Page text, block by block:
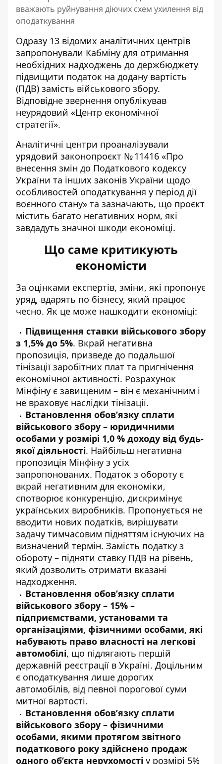
вважають руйнування діючих схем ухилення від
оподаткування
Одразу 13 відомих аналітичних центрів
запропонували Кабміну для отримання
необхідних надходжень до держбюджету
підвищити податок на додану вартість
(ПДВ) замість військового збору.
Відповідне звернення опублікував
неурядовий «Центр економічної
стратегії».
Аналітичні центри проаналізували
урядовий законопроєкт №11416 «Про
внесення змін до Податкового кодексу
України та інших законів України щодо
особливостей оподаткування у період дії
воєнного стану» та зазначають, що проєкт
містить багато негативних норм, які
завдадуть значної шкоди економіці.
Що саме критикують
економісти
За оцінками експертів, зміни, які пропонує
уряд, вдарять по бізнесу, який працює
чесно. Як це може нашкодити економіці:
Підвищення ставки військового збору
з 1,5% до 5%. Вкрай негативна
пропозиція, призведе до подальшої
тінізації заробітних плат та пригнічення
економічної активності. Розрахунок
Мінфіну є завищеним – він є механічним і
не враховує наслідки тінізації.
Встановлення обов’язку сплати
військового збору – юридичними
особами у розмірі 1,0 % доходу від будь-
якої діяльності. Найбільш негативна
пропозиція Мінфіну з усіх
запропонованих. Податок з обороту є
вкрай негативним для економіки,
спотворює конкуренцію, дискримінує
українських виробників. Пропонується не
вводити нових податків, вирішувати
задачу тимчасовим підняттям існуючих на
визначений термін. Замість податку з
обороту – підняти ставку ПДВ на рівень,
який дозволить отримати вказані
надходження.
Встановлення обов’язку сплати
військового збору – 15% –
підприємствами, установами та
організаціями, фізичними особами, які
набувають право власності на легкові
автомобілі, що підлягають першій
державній реєстрації в Україні. Доцільним
є оподаткування лише дорогих
автомобілів, від певної порогової суми
митної вартості.
Встановлення обов’язку сплати
військового збору – фізичними
особами, якими протягом звітного
податкового року здійснено продаж
одного об’єкта нерухомості у розмірі 5%